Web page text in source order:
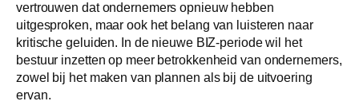
vertrouwen dat ondernemers opnieuw hebben
uitgesproken, maar ook het belang van luisteren naar
kritische geluiden. In de nieuwe BIZ-periode wil het
bestuur inzetten op meer betrokkenheid van ondernemers,
zowel bij het maken van plannen als bij de uitvoering
ervan.